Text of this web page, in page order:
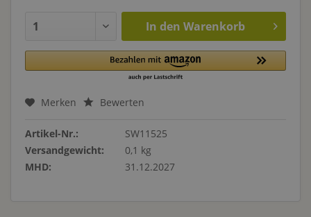
In den Warenkorb
Merken Bewerten
Artikel-Nr.:
SW11525
Versandgewicht:
0,1 kg
MHD:
31.12.2027